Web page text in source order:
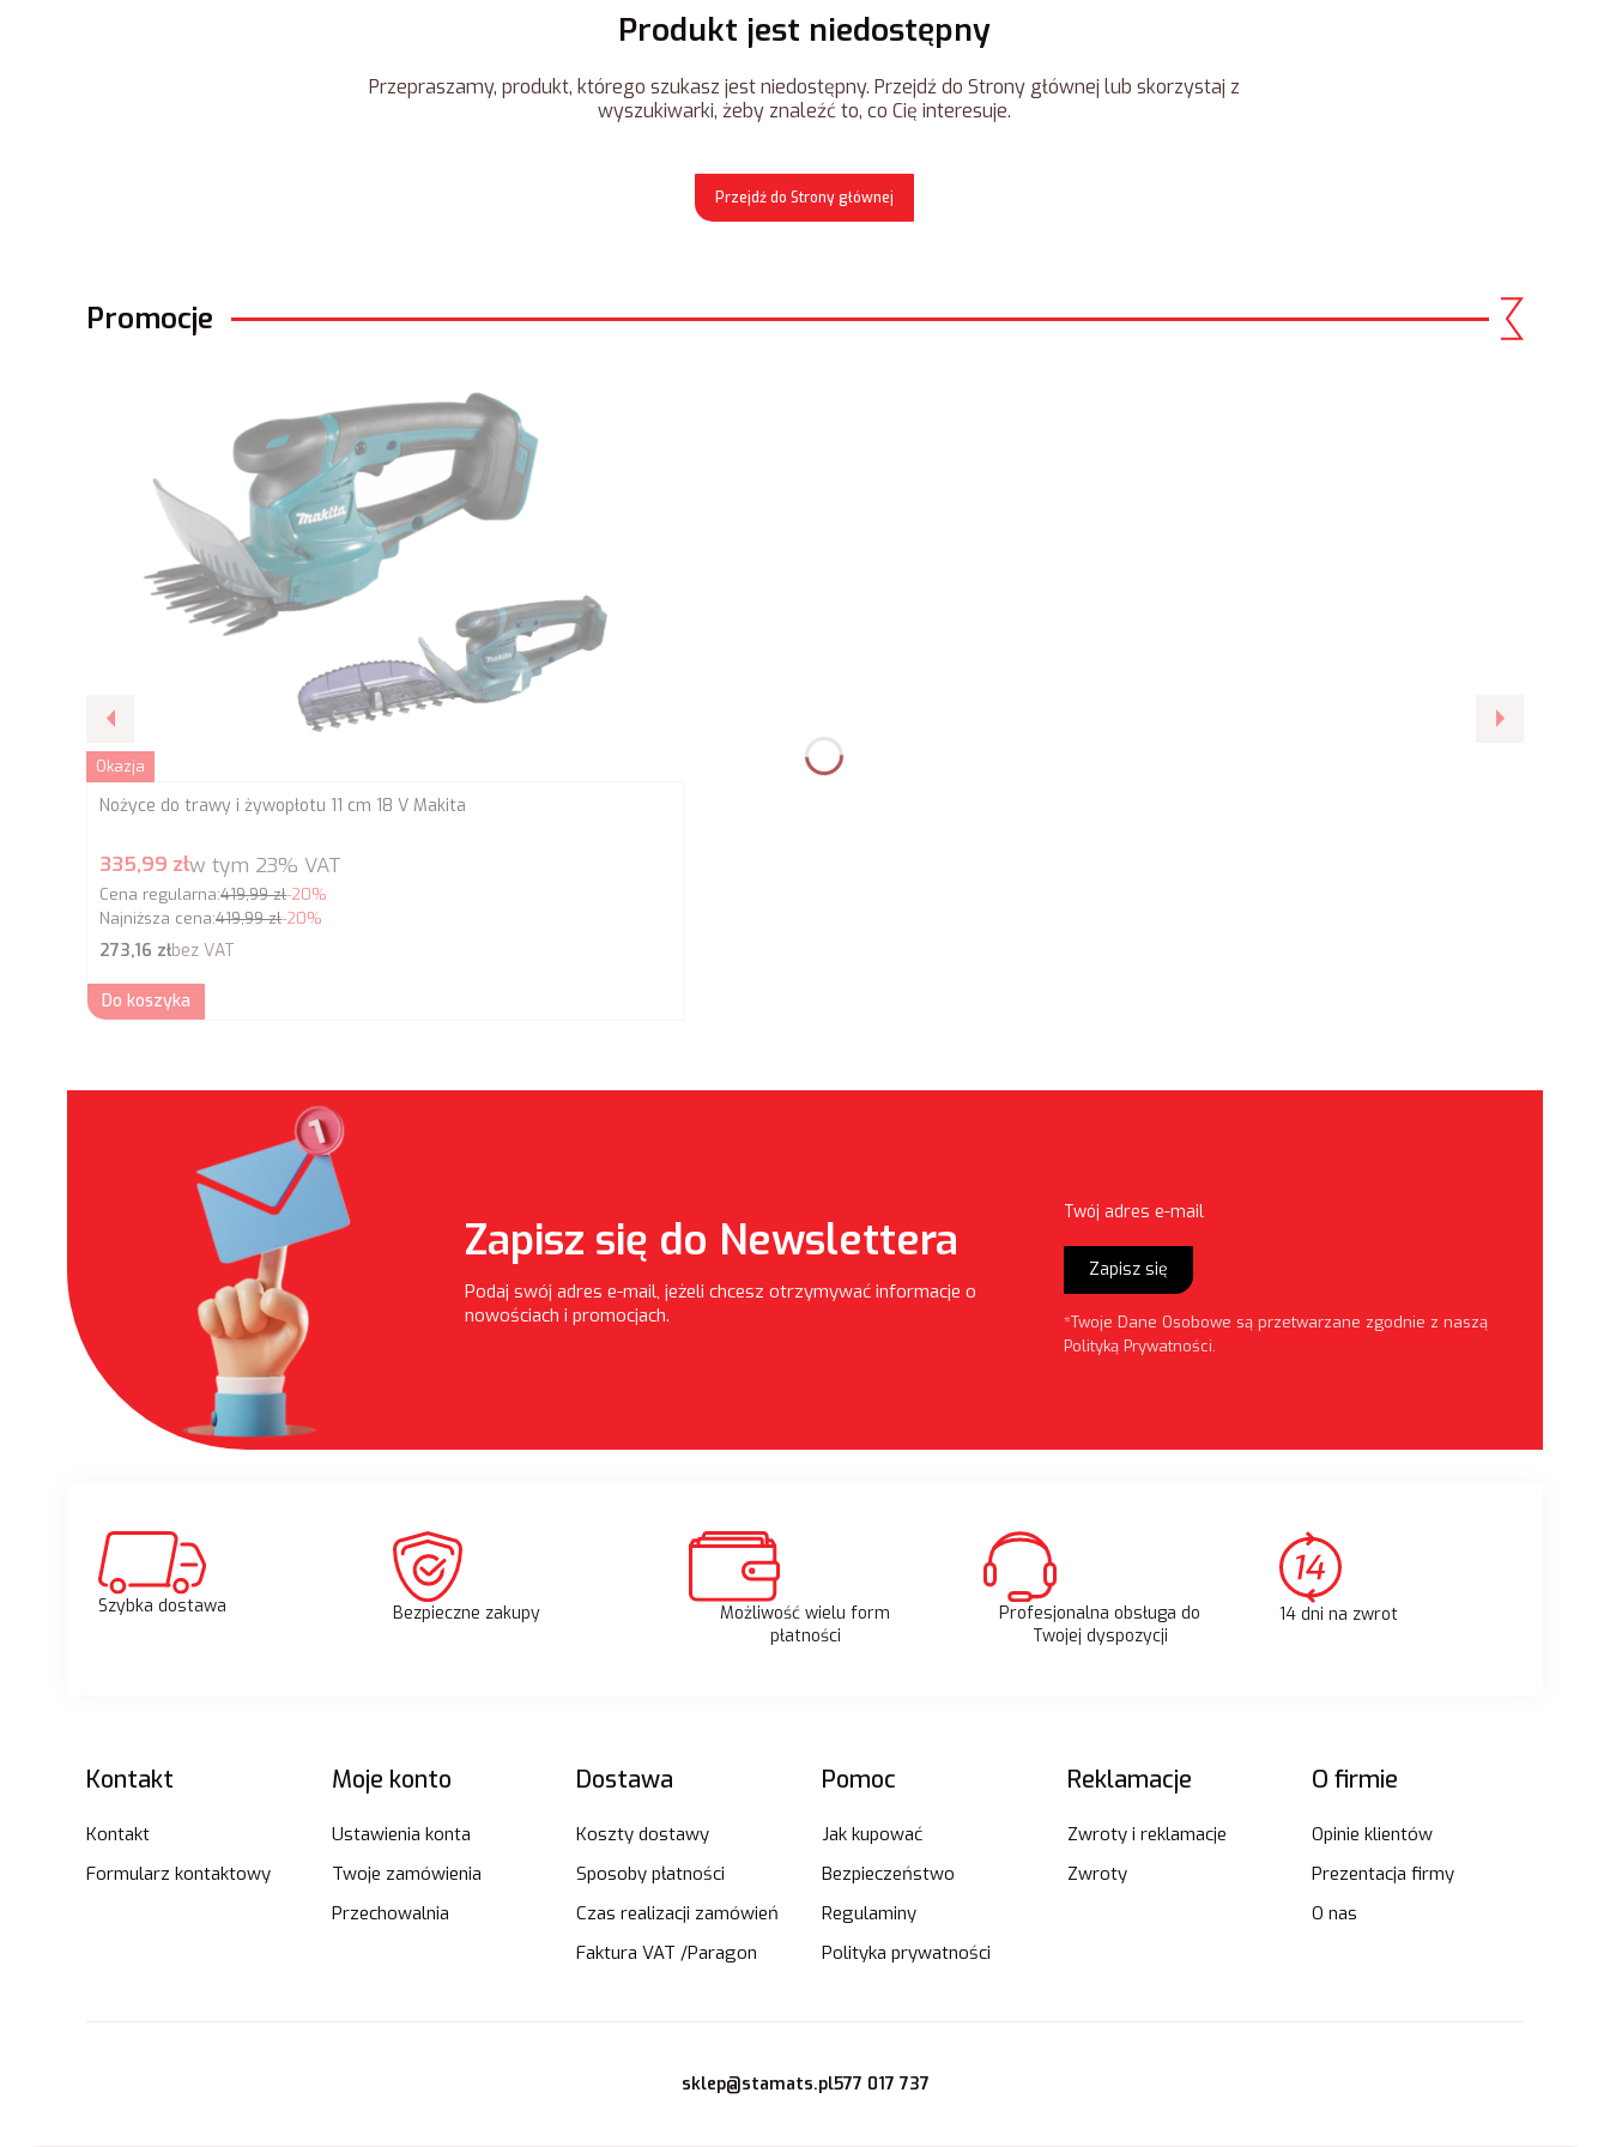
Produkt jest niedostępny
Przepraszamy, produkt, którego szukasz jest niedostępny. Przejdź do Strony głównej lub skorzystaj z
wyszukiwarki, żeby znaleźć to, co Cię interesuje.
Przejdź do Strony głównej
Promocje
Okazja
Nożyce do trawy i żywopłotu 11 cm 18 V Makita
Cena promocyjna brutto
335,99 złw tym 23% VAT
Cena regularna:419,99 zł-20%
Najniższa cena:419,99 zł-20%
Cena netto
273,16 złbez VAT
Do koszyka
Zapisz się do Newslettera
Podaj swój adres e-mail, jeżeli chcesz otrzymywać informacje o
nowościach i promocjach.
Twój adres e-mail
Zapisz się
*Twoje Dane Osobowe są przetwarzane zgodnie z naszą
Polityką Prywatności.
Szybka dostawa Bezpieczne zakupy
Możliwość wielu form
płatności
Profesjonalna obsługa do
Twojej dyspozycji
14 dni na zwrot
Linki w stopce
Kontakt
Kontakt
Formularz kontaktowy
Moje konto
Ustawienia konta
Twoje zamówienia
Przechowalnia
Dostawa
Koszty dostawy
Sposoby płatności
Czas realizacji zamówień
Faktura VAT /Paragon
Pomoc
Jak kupować
Bezpieczeństwo
Regulaminy
Polityka prywatności
Reklamacje
Zwroty i reklamacje
Zwroty
O firmie
Opinie klientów
Prezentacja firmy
O nas
sklep@stamats.pl577 017 737